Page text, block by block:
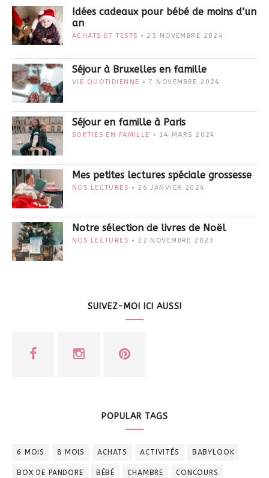
Idées cadeaux pour bébé de moins d’un
an
ACHATS ET TESTS 25 NOVEMBRE 2024
Séjour à Bruxelles en famille
VIE QUOTIDIENNE 7 NOVEMBRE 2024
Séjour en famille à Paris
SORTIES EN FAMILLE 14 MARS 2024
Mes petites lectures spéciale grossesse
NOS LECTURES 26 JANVIER 2024
Notre sélection de livres de Noël
NOS LECTURES 22 NOVEMBRE 2023
SUIVEZ-MOI ICI AUSSI
POPULAR TAGS
6 MOIS 8 MOIS ACHATS ACTIVITÉS BABYLOOK
BOX DE PANDORE BÉBÉ CHAMBRE CONCOURS